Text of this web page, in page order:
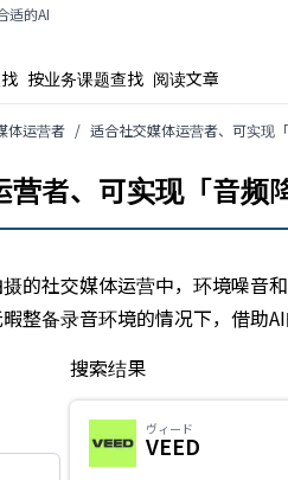
适的AI
按业务课题查找 阅读文章
体运营者 适合社交媒体运营者、可实现
者、可实现「音频
的社交媒体运营中，环境噪音
整备录音环境的情况下，借助
搜索结果
ヴィード
VEED